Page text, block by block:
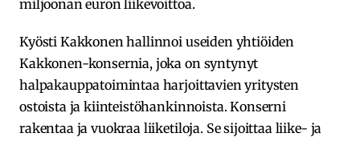
miljoonan euron liikevoittoa.
Kyösti Kakkonen hallinnoi useiden yhtiöiden
Kakkonen-konsernia, joka on syntynyt
halpakauppatoimintaa harjoittavien yritysten
ostoista ja kiinteistöhankinnoista. Konserni
rakentaa ja vuokraa liiketiloja. Se sijoittaa liike- ja